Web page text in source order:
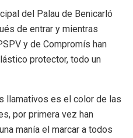
del Palau de Benicarló
de entrar y mientras
y de Compromís han
protector, todo un
llamativos es el color de las
por primera vez han
manía el marcar a todos